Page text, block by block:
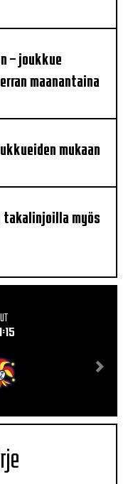
– joukkue
maanantaina
mukaan
takalinjoilla myös